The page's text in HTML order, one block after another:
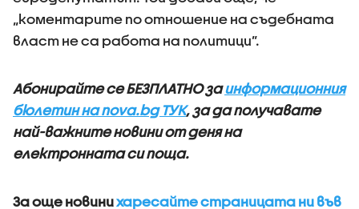
„коментарите по отношение на съдебната
власт не са работа на политици”.
Абонирайте се БЕЗПЛАТНО заинформационния
бюлетин на nova.bg ТУК, за да получавате
най-важните новини от деня на
електронната си поща.
За още новинихаресайте страницата ни във